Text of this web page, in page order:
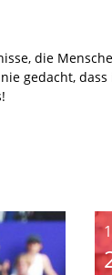
die
gedacht,